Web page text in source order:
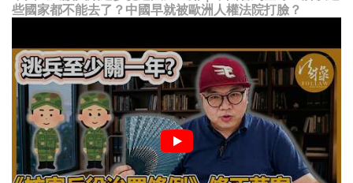
些國家都不能去了？中國早就被歐洲人權法院打臉？